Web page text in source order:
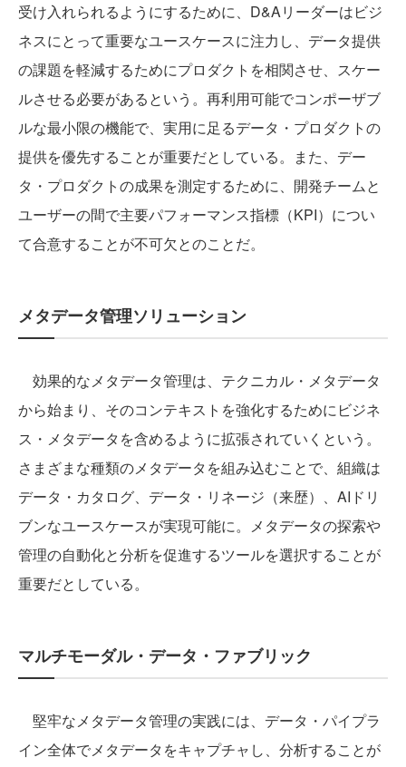
受け入れられるようにするために、D&Aリーダーはビジ
ネスにとって重要なユースケースに注力し、データ提供
の課題を軽減するためにプロダクトを相関させ、スケー
ルさせる必要があるという。再利用可能でコンポーザブ
ルな最小限の機能で、実用に足るデータ・プロダクトの
提供を優先することが重要だとしている。また、デー
タ・プロダクトの成果を測定するために、開発チームと
ユーザーの間で主要パフォーマンス指標（KPI）につい
て合意することが不可欠とのことだ。
メタデータ管理ソリューション
効果的なメタデータ管理は、テクニカル・メタデータ
から始まり、そのコンテキストを強化するためにビジネ
ス・メタデータを含めるように拡張されていくという。
さまざまな種類のメタデータを組み込むことで、組織は
データ・カタログ、データ・リネージ（来歴）、AIドリ
ブンなユースケースが実現可能に。メタデータの探索や
管理の自動化と分析を促進するツールを選択することが
重要だとしている。
マルチモーダル・データ・ファブリック
堅牢なメタデータ管理の実践には、データ・パイプラ
イン全体でメタデータをキャプチャし、分析することが